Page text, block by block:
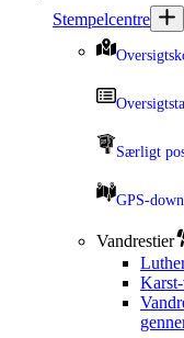
Stempelcentre
Særligt
GPS-
Vandrestier